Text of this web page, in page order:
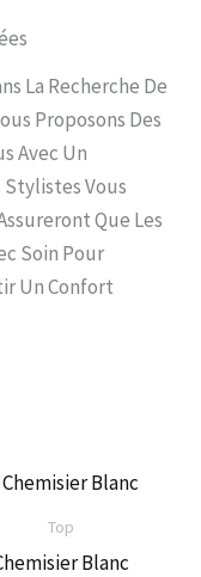
La Recherche De
Proposons Des
Avec Un
Vous
Que Les
Soin Pour
Un Confort
Top
Blanc